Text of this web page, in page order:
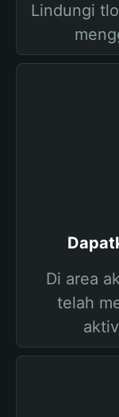
Lindungi
Di area
telah